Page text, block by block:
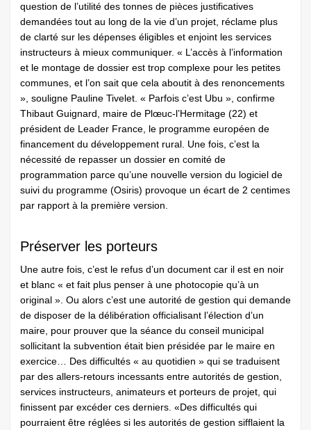
question de l’utilité des tonnes de pièces justificatives
demandées tout au long de la vie d’un projet, réclame plus
de clarté sur les dépenses éligibles et enjoint les services
instructeurs à mieux communiquer. « L’accès à l’information
et le montage de dossier est trop complexe pour les petites
communes, et l’on sait que cela aboutit à des renoncements
», souligne Pauline Tivelet. « Parfois c’est Ubu », confirme
Thibaut Guignard, maire de Plœuc-l’Hermitage (22) et
président de Leader France, le programme européen de
financement du développement rural. Une fois, c’est la
nécessité de repasser un dossier en comité de
programmation parce qu’une nouvelle version du logiciel de
suivi du programme (Osiris) provoque un écart de 2 centimes
par rapport à la première version.
Préserver les porteurs
Une autre fois, c’est le refus d’un document car il est en noir
et blanc « et fait plus penser à une photocopie qu’à un
original ». Ou alors c’est une autorité de gestion qui demande
de disposer de la délibération officialisant l’élection d’un
maire, pour prouver que la séance du conseil municipal
sollicitant la subvention était bien présidée par le maire en
exercice… Des difficultés « au quotidien » qui se traduisent
par des allers-retours incessants entre autorités de gestion,
services instructeurs, animateurs et porteurs de projet, qui
finissent par excéder ces derniers. «Des difficultés qui
pourraient être réglées si les autorités de gestion sifflaient la